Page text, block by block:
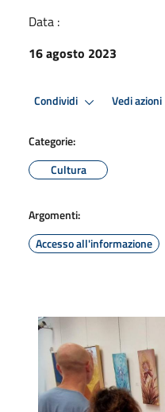
Data :
16 agosto 2023
Condividi Vedi azioni
Categorie:
Cultura
Argomenti:
Accesso all'informazione